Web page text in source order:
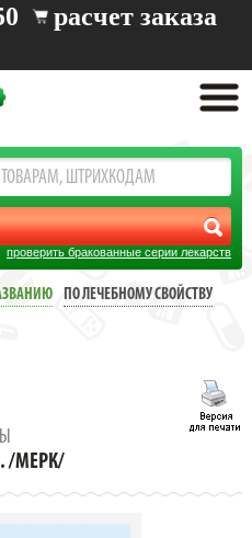
расчет заказа
проверить бракованные серии лекарств
ПО ЛЕЧЕБНОМУ СВОЙСТВУ
/МЕРК/